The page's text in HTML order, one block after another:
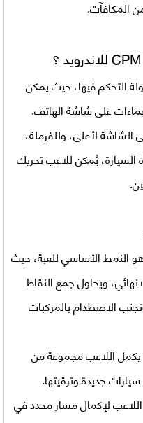
المكافآت.
التحكم فيها، حيث يمكن
على شاشة الهاتف.
الشاشة لأعلى، وللفرملة،
السيارة، يُمكن للاعب تحريك
النمط الأساسي للعبة، حيث
ويحاول جمع النقاط
الاصطدام بالمركبات
اللاعب مجموعة من
جديدة وترقيتها.
لإكمال مسار محدد في